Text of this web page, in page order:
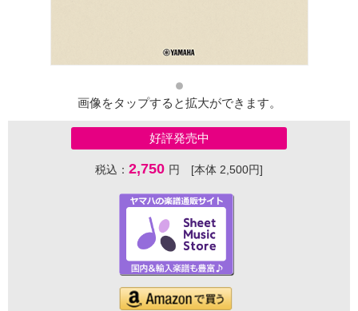
画像をタップすると拡大ができます。
好評発売中
税込： 2,750 円 [本体 2,500円]